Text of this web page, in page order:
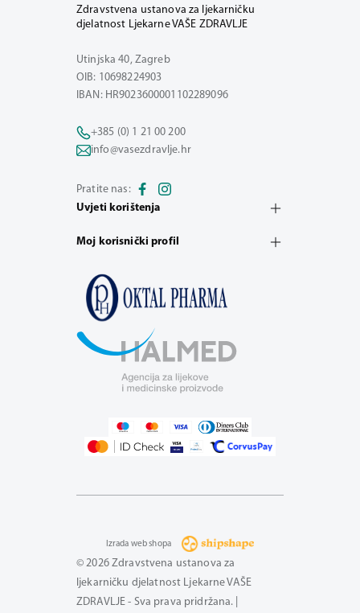
Zdravstvena ustanova za ljekarničku
djelatnost Ljekarne VAŠE ZDRAVLJE
Utinjska 40, Zagreb
OIB: 10698224903
IBAN: HR9023600001102289096
+385 (0) 1 21 00 200
info@vasezdravlje.hr
Pratite nas:
Uvjeti korištenja
Moj korisnički profil
© 2026 Zdravstvena ustanova za
ljekarničku djelatnost Ljekarne VAŠE
ZDRAVLJE - Sva prava pridržana. |
Izrada web shopa